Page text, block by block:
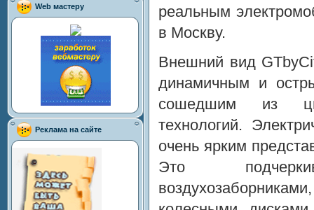
Web мастеру
Реклама на сайте
реальным
в Москву.
Внешний вид
динамичным и
сошедшим из
технологий.
очень ярким
Это